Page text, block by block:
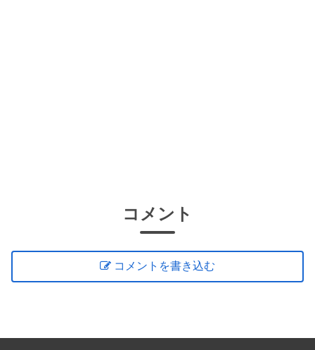
コメント
コメントを書き込む